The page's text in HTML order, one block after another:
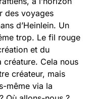
des voyages
d’Heinlein. Un
trop. Le fil rouge
et du
créature. Cela nous
créateur, mais
même via la